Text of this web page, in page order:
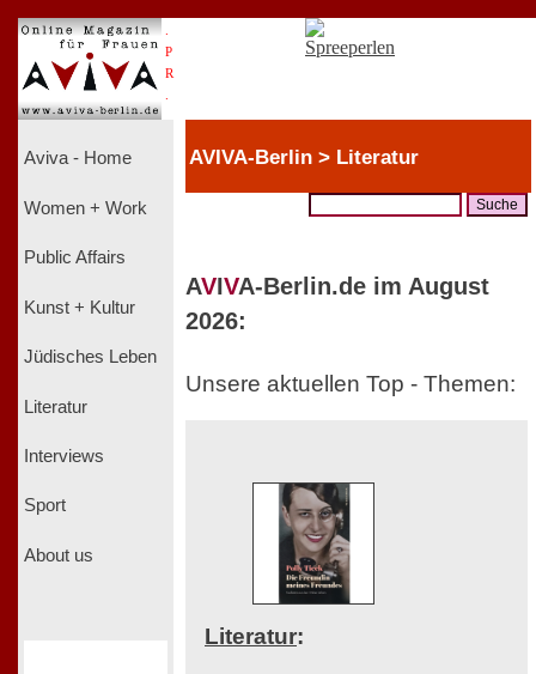
P
R
Aviva - Home
Women + Work
Public Affairs
Kunst + Kultur
Jüdisches Leben
Literatur
Interviews
Sport
About us
AVIVA-Berlin > Literatur
AVIVA-Berlin.de im August
2026:
Unsere aktuellen Top - Themen:
Literatur: